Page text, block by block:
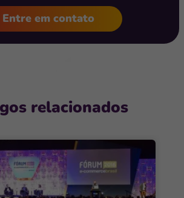
Entre em contato
relacionados